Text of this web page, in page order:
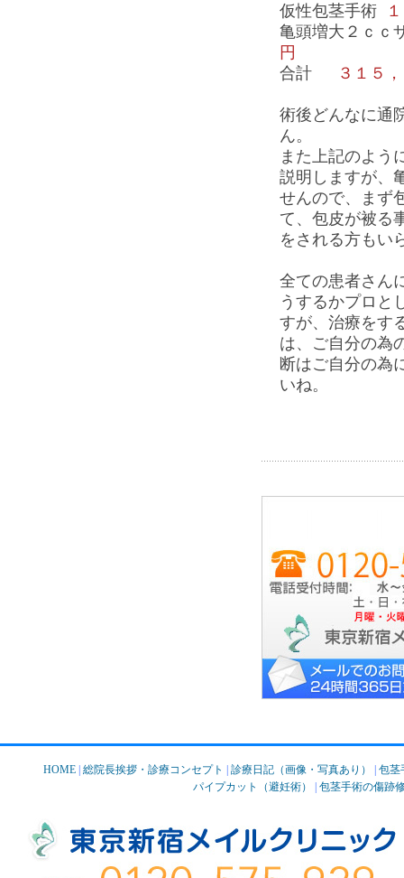
仮性包茎手術
亀頭増大２ｃｃ
円
合計
３１５
術後どんなに通
ん。
また上記のよう
説明しますが、
せんので、まず
て、包皮が被る
をされる方もい
全ての患者さん
うするかプロと
すが、治療をす
は、ご自分の為
断はご自分の為
いね。
HOME| 総院長挨拶・診療コンセプト 診療日記（画像・写真あり）
包茎
パイプカット（避妊術）
包茎手術の傷跡